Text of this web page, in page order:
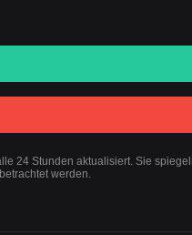
24 Stunden aktualisiert. Sie
werden.